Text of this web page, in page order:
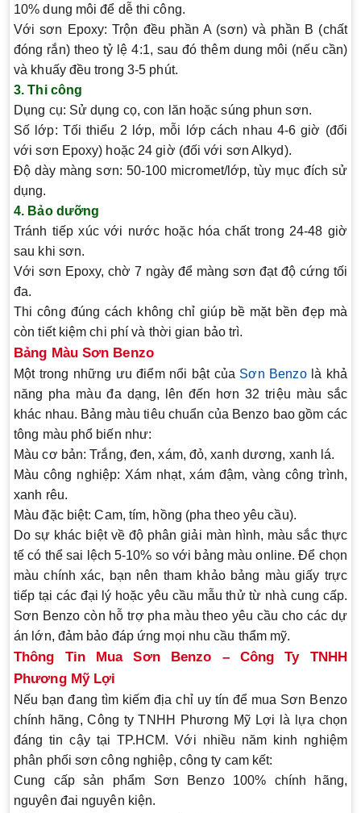
10% dung môi để dễ thi công.
Với sơn Epoxy: Trộn đều phần A (sơn) và phần B (chất
đóng rắn) theo tỷ lệ 4:1, sau đó thêm dung môi (nếu cần)
và khuấy đều trong 3-5 phút.
3. Thi công
Dụng cụ: Sử dụng cọ, con lăn hoặc súng phun sơn.
Số lớp: Tối thiểu 2 lớp, mỗi lớp cách nhau 4-6 giờ (đối
với sơn Epoxy) hoặc 24 giờ (đối với sơn Alkyd).
Độ dày màng sơn: 50-100 micromet/lớp, tùy mục đích sử
dụng.
4. Bảo dưỡng
Tránh tiếp xúc với nước hoặc hóa chất trong 24-48 giờ
sau khi sơn.
Với sơn Epoxy, chờ 7 ngày để màng sơn đạt độ cứng tối
đa.
Thi công đúng cách không chỉ giúp bề mặt bền đẹp mà
còn tiết kiệm chi phí và thời gian bảo trì.
Bảng Màu Sơn Benzo
Một trong những ưu điểm nổi bật của Sơn Benzolà khả
năng pha màu đa dạng, lên đến hơn 32 triệu màu sắc
khác nhau. Bảng màu tiêu chuẩn của Benzo bao gồm các
tông màu phổ biến như:
Màu cơ bản: Trắng, đen, xám, đỏ, xanh dương, xanh lá.
Màu công nghiệp: Xám nhạt, xám đậm, vàng công trình,
xanh rêu.
Màu đặc biệt: Cam, tím, hồng (pha theo yêu cầu).
Do sự khác biệt về độ phân giải màn hình, màu sắc thực
tế có thể sai lệch 5-10% so với bảng màu online. Để chọn
màu chính xác, bạn nên tham khảo bảng màu giấy trực
tiếp tại các đại lý hoặc yêu cầu mẫu thử từ nhà cung cấp.
Sơn Benzo còn hỗ trợ pha màu theo yêu cầu cho các dự
án lớn, đảm bảo đáp ứng mọi nhu cầu thẩm mỹ.
Thông Tin Mua Sơn Benzo – Công Ty TNHH
Phương Mỹ Lợi
Nếu bạn đang tìm kiếm địa chỉ uy tín để mua Sơn Benzo
chính hãng, Công ty TNHH Phương Mỹ Lợi là lựa chọn
đáng tin cậy tại TP.HCM. Với nhiều năm kinh nghiệm
phân phối sơn công nghiệp, công ty cam kết:
Cung cấp sản phẩm Sơn Benzo100% chính hãng,
nguyên đai nguyên kiện.